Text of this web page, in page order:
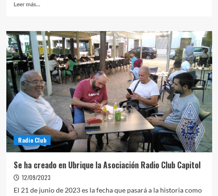
Leer más...
Radio Club
Se ha creado en Ubrique la Asociación Radio Club Capitol
12/09/2023
El 21 de junio de 2023 es la fecha que pasará a la historia como